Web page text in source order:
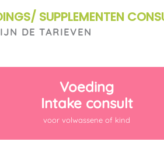
SUPPLEMENTEN
DE TARIEVEN
Voeding
Intake consult
voor volwassene of kind